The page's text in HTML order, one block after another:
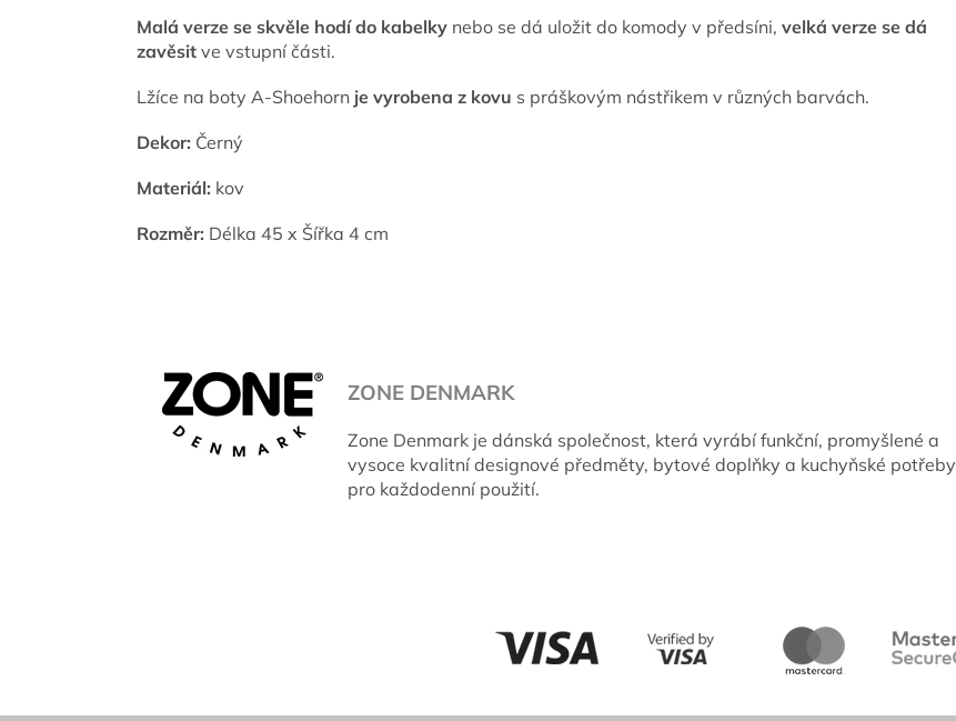
Malá verze se skvěle hodí do kabelky nebo se dá uložit do komody v předsíni, velká verze se dá
zavěsit ve vstupní části.
Lžíce na boty A-Shoehorn je vyrobena z kovu s práškovým nástřikem v různých barvách.
Dekor: Černý
Materiál: kov
Rozměr: Délka 45 x Šířka 4 cm
ZONE DENMARK
Zone Denmark je dánská společnost, která vyrábí funkční, promyšlené a
vysoce kvalitní designové předměty, bytové doplňky a kuchyňské potřeby
pro každodenní použití.